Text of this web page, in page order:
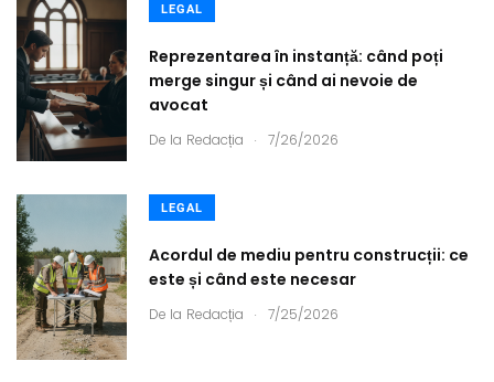
LEGAL
Reprezentarea în instanță: când poți
merge singur și când ai nevoie de
avocat
De la Redacția . 7/26/2026
LEGAL
Acordul de mediu pentru construcții: ce
este și când este necesar
De la Redacția . 7/25/2026